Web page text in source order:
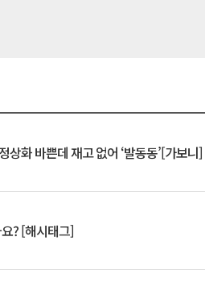
화 바쁜데 재고 없어 ‘발동동’[가보니]
? [해시태그]